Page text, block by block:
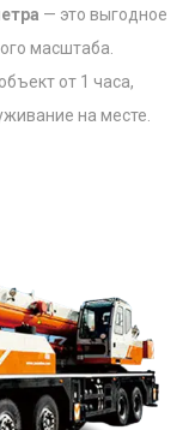
— это выгодное
масштаба.
от 1 часа,
на месте.